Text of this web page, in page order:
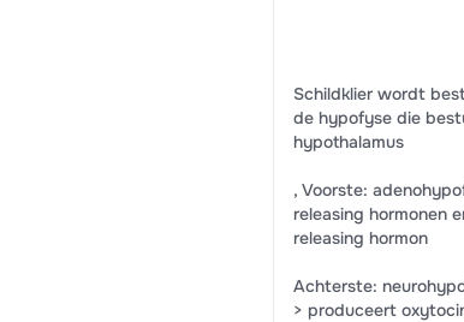
Schildklier wordt
de hypofyse die
hypothalamus
, Voorste:
releasing hormonen
releasing hormon
Achterste:
> produceert